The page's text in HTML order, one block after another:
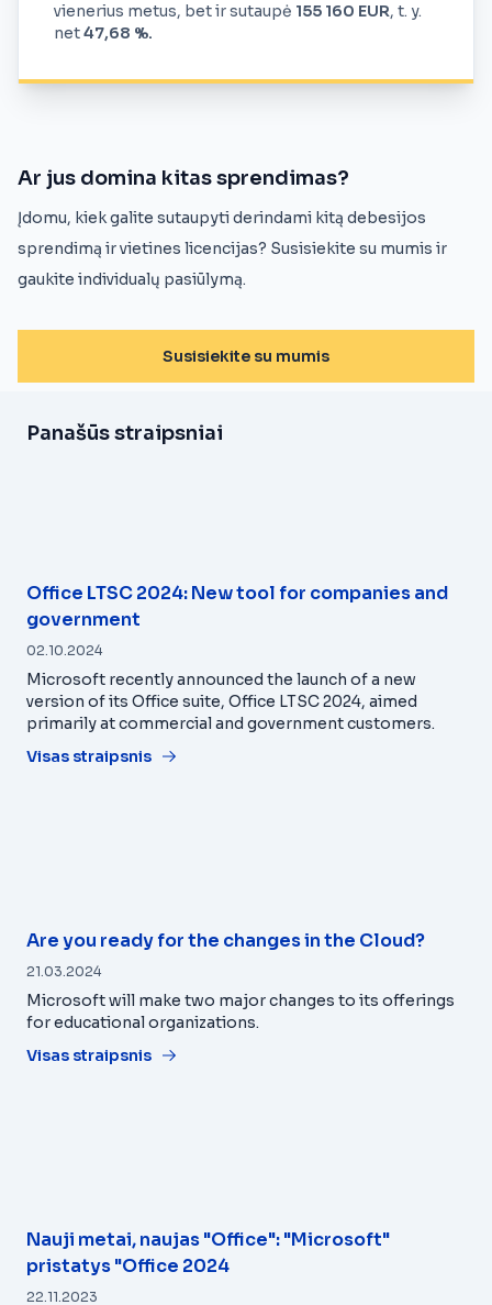
vienerius metus, bet ir sutaupė 155 160 EUR, t. y.
net47,68 %.
Ar jus domina kitas sprendimas?
Įdomu, kiek galite sutaupyti derindami kitą debesijos
sprendimą ir vietines licencijas? Susisiekite su mumis ir
gaukite individualų pasiūlymą.
Susisiekite su mumis
Panašūs straipsniai
Office LTSC 2024: New tool for companies and
government
02.10.2024
Microsoft recently announced the launch of a new
version of its Office suite, Office LTSC 2024, aimed
primarily at commercial and government customers.
Visas straipsnis
Are you ready for the changes in the Cloud?
21.03.2024
Microsoft will make two major changes to its offerings
for educational organizations.
Visas straipsnis
Nauji metai, naujas "Office": "Microsoft"
pristatys "Office 2024
22.11.2023